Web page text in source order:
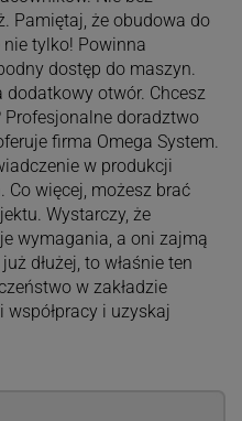
Pamiętaj, że obudowa do
tylko! Powinna
dostęp do maszyn.
dodatkowy otwór. Chcesz
Profesjonalne doradztwo
firma Omega System.
w produkcji
Co więcej, możesz brać
Wystarczy, że
wymagania, a oni zajmą
dłużej, to właśnie ten
w zakładzie
i uzyskaj